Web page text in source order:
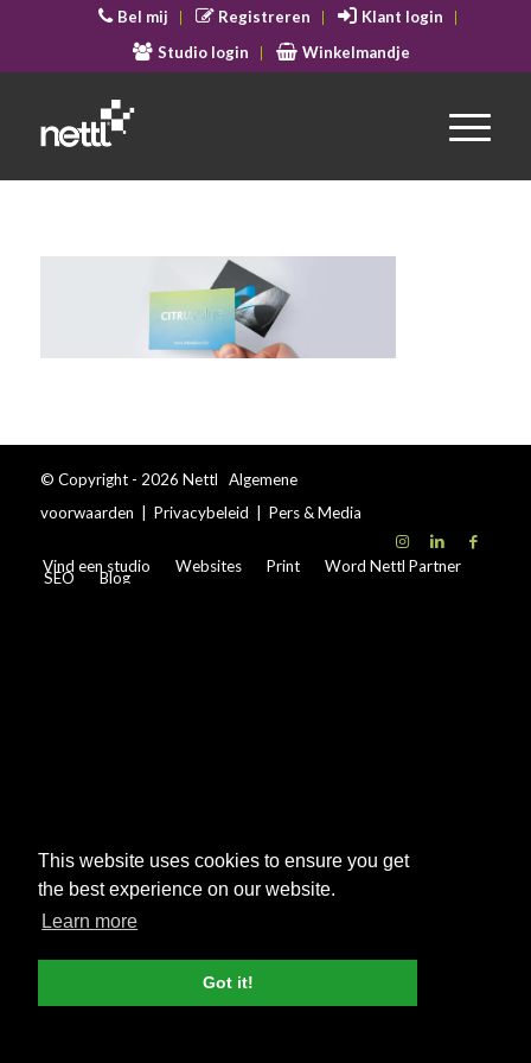
This website uses cookies to ensure you get
the best experience on our website.
Learn more
Got it!
Bel mij Registreren
Klant login
Studio login
Winkelmandje
© Copyright - 2026 Nettl Algemene
voorwaarden
Privacybeleid Pers & Media
Vind een studio Websites Print Word Nettl Partner
SEO Blog